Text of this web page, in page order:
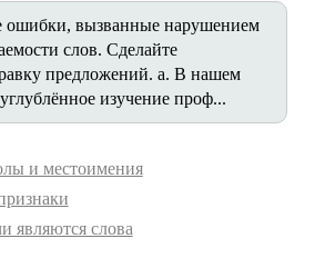
ошибки, вызванные нарушением
слов. Сделайте
предложений. a. В нашем
изучение проф...
и местоимения
являются слова